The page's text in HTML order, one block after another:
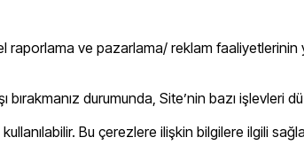
raporlama ve pazarlama/ reklam faaliyetlerinin
durumunda, Site’nin bazı işlevleri
Bu çerezlere ilişkin bilgilere ilgili